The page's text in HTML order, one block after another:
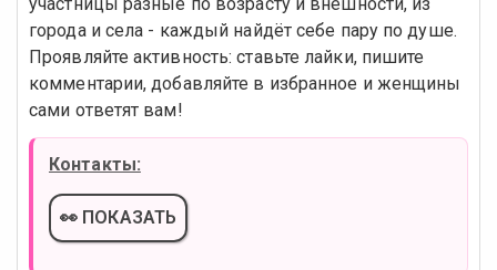
города и села - каждый найдёт себе пару по душе.
Проявляйте активность: ставьте лайки, пишите
комментарии, добавляйте в избранное и женщины
сами ответят вам!
Контакты:
👀 ПОКАЗАТЬ